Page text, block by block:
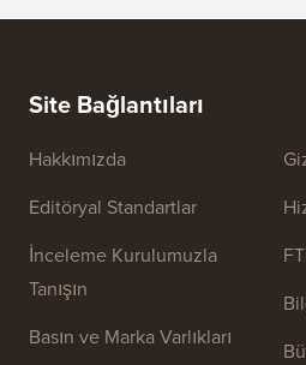
Site Bağlantıları
Hakkımızda
Editöryal Standartlar
İnceleme Kurulumuzla
Tanışın
Basın ve Marka Varlıkları